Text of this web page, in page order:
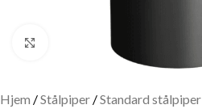
Click to enlarge
Hjem Stålpiper Standard stålpiper